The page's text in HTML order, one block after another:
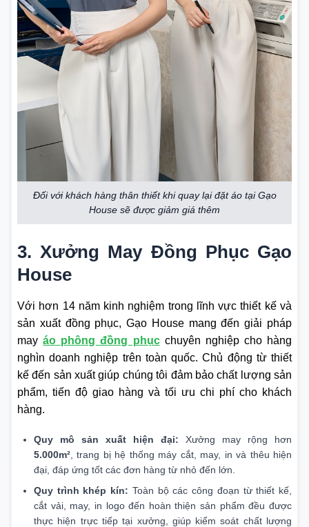
Đối với khách hàng thân thiết khi quay lại đặt áo tại Gạo
House sẽ được giảm giá thêm
3. Xưởng May Đồng Phục Gạo
House
Với hơn 14 năm kinh nghiệm trong lĩnh vực thiết kế và
sản xuất đồng phục, Gạo House mang đến giải pháp
mayáo phông đồng phụcchuyên nghiệp cho hàng
nghìn doanh nghiệp trên toàn quốc. Chủ động từ thiết
kế đến sản xuất giúp chúng tôi đảm bảo chất lượng sản
phẩm, tiến độ giao hàng và tối ưu chi phí cho khách
hàng.
Quy mô sản xuất hiện đại: Xưởng may rộng hơn
5.000m² , trang bị hệ thống máy cắt, may, in và thêu hiện
đại, đáp ứng tốt các đơn hàng từ nhỏ đến lớn.
Quy trình khép kín: Toàn bộ các công đoạn từ thiết kế,
cắt vải, may, in logo đến hoàn thiện sản phẩm đều được
thực hiện trực tiếp tại xưởng, giúp kiểm soát chất lượng